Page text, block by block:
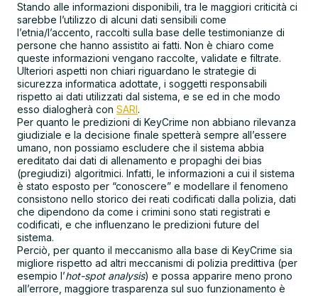
Stando alle informazioni disponibili, tra le maggiori criticità ci
sarebbe l’utilizzo di alcuni dati sensibili come
l’etnia/l’accento, raccolti sulla base delle testimonianze di
persone che hanno assistito ai fatti. Non è chiaro come
queste informazioni vengano raccolte, validate e filtrate.
Ulteriori aspetti non chiari riguardano le strategie di
sicurezza informatica adottate, i soggetti responsabili
rispetto ai dati utilizzati dal sistema, e se ed in che modo
esso dialogherà con SARI.
Per quanto le predizioni di KeyCrime non abbiano rilevanza
giudiziale e la decisione finale spetterà sempre all’essere
umano, non possiamo escludere che il sistema abbia
ereditato dai dati di allenamento e propaghi dei bias
(pregiudizi) algoritmici. Infatti, le informazioni a cui il sistema
è stato esposto per “conoscere” e modellare il fenomeno
consistono nello storico dei reati codificati dalla polizia, dati
che dipendono da come i crimini sono stati registrati e
codificati, e che influenzano le predizioni future del
sistema.
Perciò, per quanto il meccanismo alla base di KeyCrime sia
migliore rispetto ad altri meccanismi di polizia predittiva (per
esempio l’hot-spot analysis) e possa apparire meno prono
all’errore, maggiore trasparenza sul suo funzionamento è